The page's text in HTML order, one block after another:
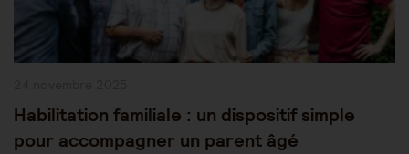
Habilitation familiale : un dispositif simple
pour accompagner un parent âgé